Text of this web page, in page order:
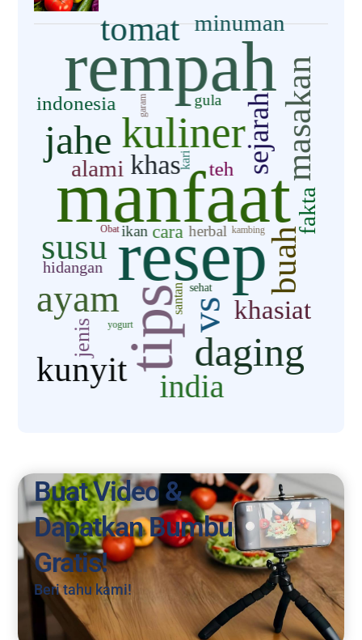
Buat Video &
Dapatkan Bumbu
Gratis!
Beri tahu kami!